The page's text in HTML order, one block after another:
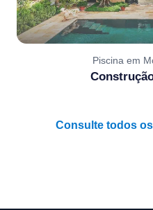
Piscina em
Consulte todos